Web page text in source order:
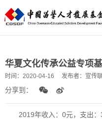
华夏文化传承公益专项
时间： 2020-04-16 发布者： 宣传
分享到：
2019年收入：0元，支出：